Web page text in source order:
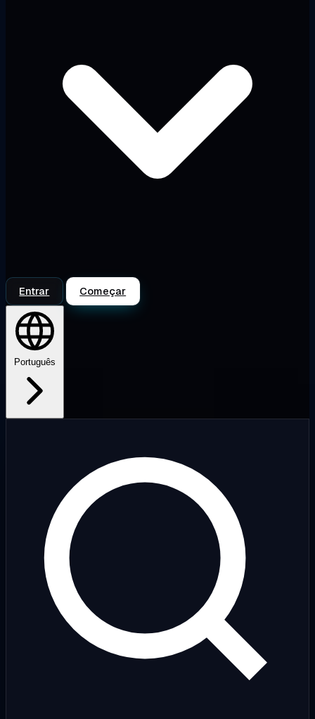
Entrar Começar
Português